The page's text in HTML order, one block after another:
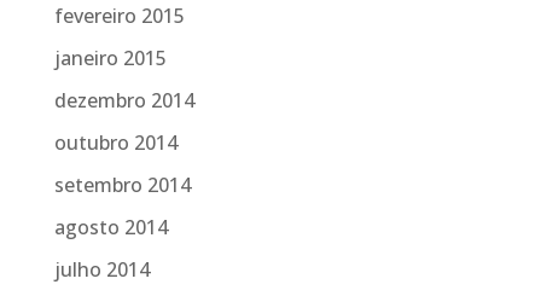
fevereiro 2015
janeiro 2015
dezembro 2014
outubro 2014
setembro 2014
agosto 2014
julho 2014